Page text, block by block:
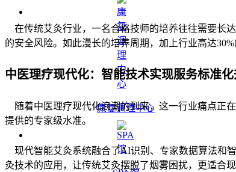
康复调理中心
在传统艾灸行业，一名合格技师的培养往往需要长
的安全风险。如此漫长的培养周期，加上行业高达
中医理疗现代化：智能技术实现服务标准
随着中医理疗现代化浪潮的到来，这一行业痛点正
提供的专家级水准。
现代智能艾灸系统融合了AI识别、专家数据算法和
灸技术的应用，让传统艾灸摆脱了烟雾困扰，更适合